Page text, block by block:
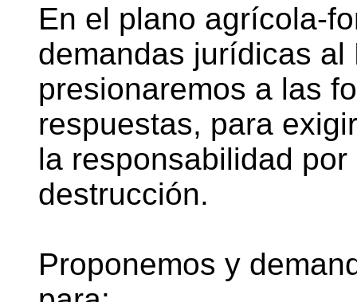
En el plano agrícola-
demandas jurídicas al
presionaremos a las
respuestas, para
la responsabilidad
destrucción.
Proponemos y